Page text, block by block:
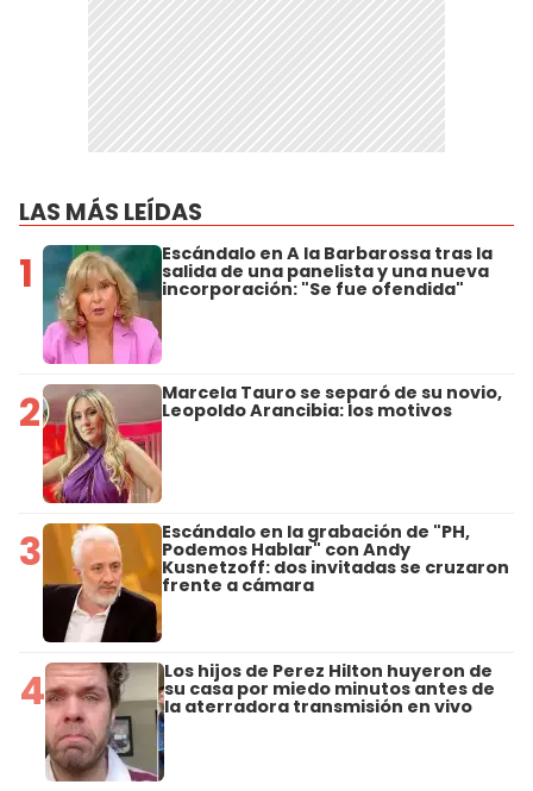
LAS MÁS LEÍDAS
1 Escándalo en A la Barbarossa tras la
salida de una panelista y una nueva
incorporación: "Se fue ofendida"
2 Marcela Tauro se separó de su novio,
Leopoldo Arancibia: los motivos
3 Escándalo en la grabación de "PH,
Podemos Hablar" con Andy
Kusnetzoff: dos invitadas se cruzaron
frente a cámara
4 Los hijos de Perez Hilton huyeron de
su casa por miedo minutos antes de
la aterradora transmisión en vivo